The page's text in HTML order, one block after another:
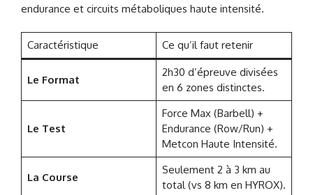
endurance et circuits métaboliques haute intensité.
Caractéristique Ce qu’il faut retenir
Le Format
2h30 d’épreuve divisées
en 6 zones distinctes.
Le Test
Force Max (Barbell) +
Endurance (Row/Run) +
Metcon Haute Intensité.
La Course
Seulement 2 à 3 km au
total (vs 8 km en HYROX).